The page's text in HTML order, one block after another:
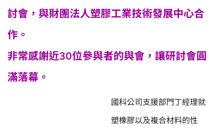
討會，與財團法人塑膠工業技術發展中心合
作。
非常感謝近30位參與者的與會，讓研討會圓
滿落幕。
國科公司支援部門丁經理就
塑橡膠以及複合材料的性